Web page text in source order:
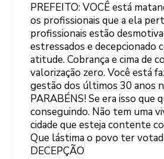
PREFEITO: VOCÊ está
os profissionais que a ela
profissionais estão
estressados e decepcionado
atitude. Cobrança e cima de
valorização zero. Você está
gestão dos últimos 30 anos
PARABÉNS! Se era isso que
conseguindo. Não tem uma
cidade que esteja contente
Que lástima o povo ter
DECEPÇÃO